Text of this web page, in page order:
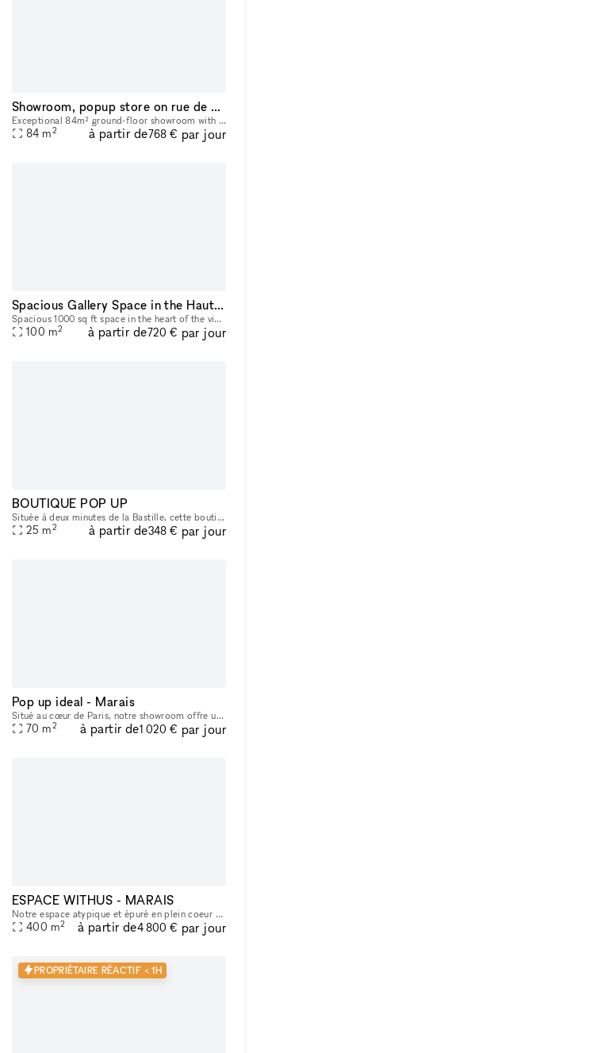
Showroom, popup store on rue de Turenne
Exceptional 84m² ground-floor showroom with a sleek design, located in the heart of the Marais, Paris’ historic and fashion-centric district. Its prime location and flexible layout make it ideal for
84 m2 à partir de768 € par jour
Spacious Gallery Space in the Haut Marais
Spacious 1000 sq ft space in the heart of the vibrant Haut Marais. Bright, grand, street-level space featuring two very large floor-to-ceiling windows that open directly onto the street, offering str
100 m2 à partir de720 € par jour
BOUTIQUE POP UP
Située à deux minutes de la Bastille, cette boutique pop-up lumineuse et élégante offre une belle vitrine, une grande hauteur sous plafond et un agencement idéal pour tous vos projets : showroom, exp
25 m2 à partir de348 € par jour
Pop up ideal - Marais
Situé au cœur de Paris, notre showroom offre un cadre lumineux et raffiné, avec une belle hauteur sous plafond et une atmosphère idéale pour accueillir des marques, des collections et des événements
70 m2 à partir de1 020 € par jour
ESPACE WITHUS - MARAIS
Notre espace atypique et épuré en plein coeur du marais (situé entre l'Hotel de Ville et la rue des Archives), vous accueil pour vos projets en tout genre : Shooting/tournage , défilé , showroom , pr
400 m2 à partir de4 800 € par jour
PROPRIÉTAIRE RÉACTIF < 1H